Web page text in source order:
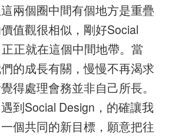
兩個圈中間有個地方是重疊
值觀很相似，剛好Social
正就在這個中間地帶。當
的成長有關，慢慢不再渴求
得處理會務並非自己所長。
到Social Design，的確讓我
個共同的新目標，願意把往